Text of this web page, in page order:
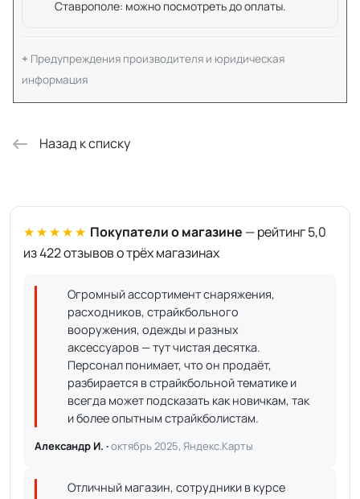
Ставрополе: можно посмотреть до оплаты.
Предупреждения производителя и юридическая
информация
Назад к списку
★★★★★ Покупатели о магазине — рейтинг 5,0
из 422 отзывов о трёх магазинах
Огромный ассортимент снаряжения,
расходников, страйкбольного
вооружения, одежды и разных
аксессуаров — тут чистая десятка.
Персонал понимает, что он продаёт,
разбирается в страйкбольной тематике и
всегда может подсказать как новичкам, так
и более опытным страйкболистам.
Александр И. ·октябрь 2025, Яндекс.Карты
Отличный магазин, сотрудники в курсе